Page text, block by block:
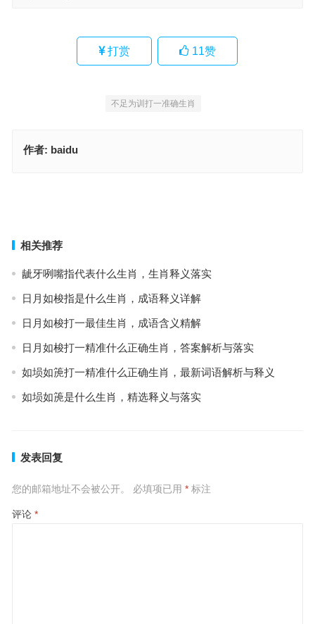
打赏 11赞
不足为训打一准确生肖
作者: baidu
相关推荐
龇牙咧嘴指代表什么生肖，生肖释义落实
日月如梭指是什么生肖，成语释义详解
日月如梭打一最佳生肖，成语含义精解
日月如梭打一精准什么正确生肖，答案解析与落实
如埙如箎打一精准什么正确生肖，最新词语解析与释义
如埙如箎是什么生肖，精选释义与落实
发表回复
您的邮箱地址不会被公开。 必填项已用 *标注
评论 *